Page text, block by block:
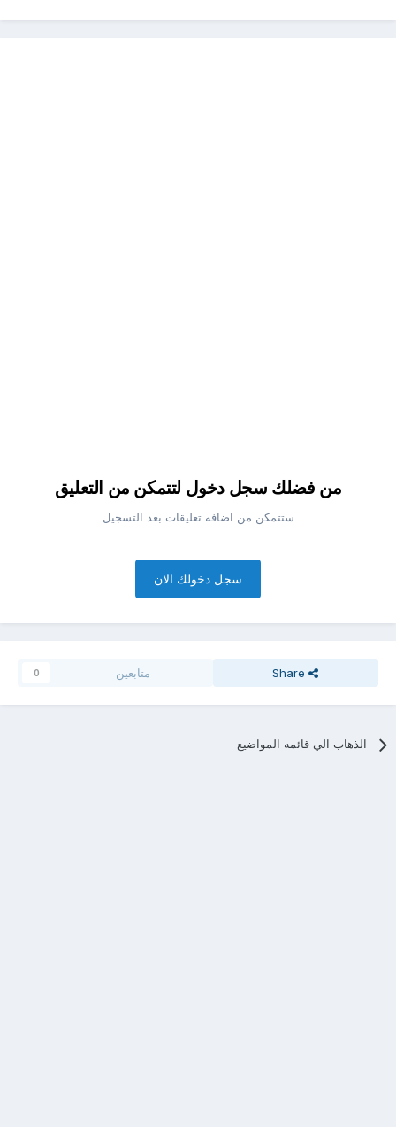
من فضلك سجل دخول لتتمكن من التعليق
ستتمكن من اضافه تعليقات بعد التسجيل
سجل دخولك الان
Share متابعين 0
الذهاب الي قائمه المواضيع